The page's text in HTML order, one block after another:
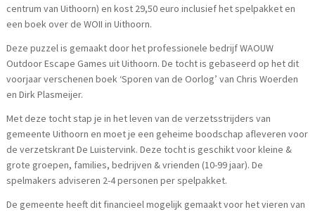
centrum van Uithoorn) en kost 29,50 euro inclusief het spelpakket en
een boek over de WOII in Uithoorn.
Deze puzzel is gemaakt door het professionele bedrijf WAOUW
Outdoor Escape Games uit Uithoorn. De tocht is gebaseerd op het dit
voorjaar verschenen boek ‘Sporen van de Oorlog’ van Chris Woerden
en Dirk Plasmeijer.
Met deze tocht stap je in het leven van de verzetsstrijders van
gemeente Uithoorn en moet je een geheime boodschap afleveren voor
de verzetskrant De Luistervink. Deze tocht is geschikt voor kleine &
grote groepen, families, bedrijven & vrienden (10-99 jaar). De
spelmakers adviseren 2-4 personen per spelpakket.
De gemeente heeft dit financieel mogelijk gemaakt voor het vieren van